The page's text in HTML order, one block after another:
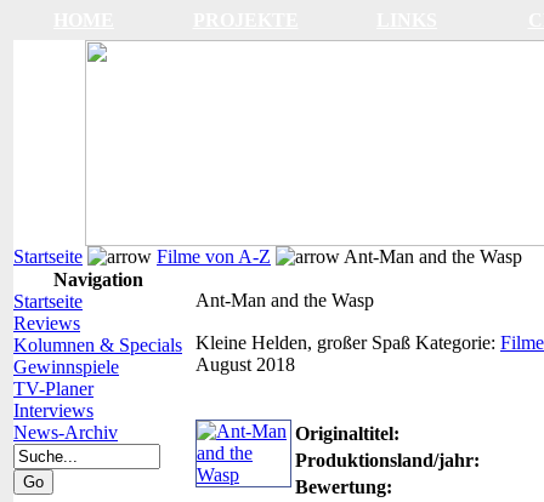
Startseite Filme von A-Z
Ant-Man and the Wasp
Navigation
Startseite
Reviews
Kolumnen & Specials
Gewinnspiele
TV-Planer
Interviews
News-Archiv
Ant-Man and the Wasp
Kleine Helden, großer Spaß Kategorie: Filme
August 2018
Originaltitel:
Produktionsland/jahr:
Bewertung: